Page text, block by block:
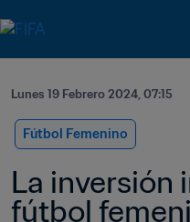
Lunes 19 Febrero 2024, 07:15
Fútbol Femenino
La inversión
fútbol